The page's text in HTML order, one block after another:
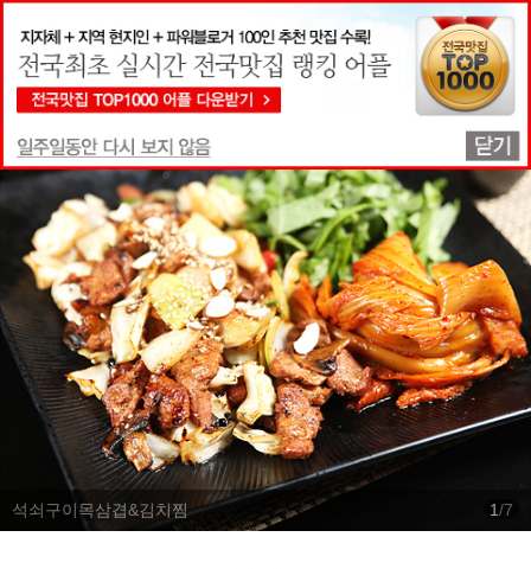
맛집상세정보
석쇠구이목삼겹&김치찜 1/7